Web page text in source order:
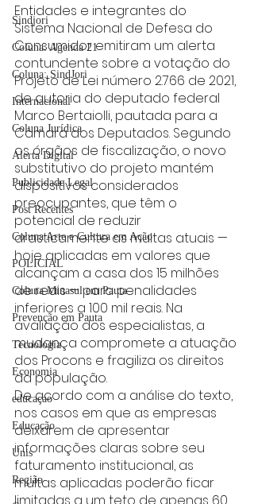
Sindjori
Coluna: Agenda 21
Coluna: SindJori
Internacional
Coluna Jurídica
Alerta Digital
Publicidade Legal
Post Recentes
Coluna Arte e Cultura em Ação
POLICIAL
Coluna Minasul em Pauta
Prevenção em Pauta
Tecnologia
Economia
educaçao
Educação
Unis
Região
Entidades e integrantes do
Sistema Nacional de Defesa do
Consumidor emitiram um alerta
contundente sobre a votação do
Projeto de Lei número 2.766 de 2021,
de autoria do deputado federal
Marco Bertaiolli, pautada para a
Câmara dos Deputados. Segundo
os órgãos de fiscalização, o novo
substitutivo do projeto mantém
dispositivos considerados
preocupantes, que têm o
potencial de reduzir
drasticamente as multas atuais —
hoje aplicadas em valores que
alcançam a casa dos 15 milhões
de reais — para penalidades
inferiores a 100 mil reais. Na
avaliação dos especialistas, a
mudança compromete a atuação
dos Procons e fragiliza os direitos
da população.
De acordo com a análise do texto,
nos casos em que as empresas
deixarem de apresentar
informações claras sobre seu
faturamento institucional, as
multas aplicadas poderão ficar
limitadas a um teto de apenas 60